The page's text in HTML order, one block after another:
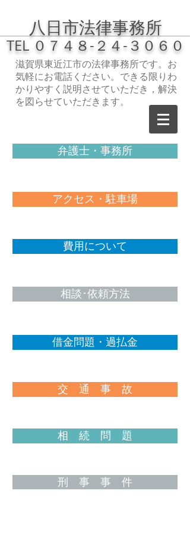
八日市法律事務所
TEL ０７４８-２４-３０６０
滋賀県東近江市の法律事務所です。お
気軽にお電話ください。できる限りわ
かりやすく説明させていただき，解決
を図らせていただきます。
弁護士・事務所
アクセス・駐車場
費用について
相談･依頼方法
借金問題・過払金
交 通 事 故
相 続 問 題
刑 事 事 件